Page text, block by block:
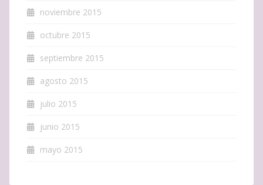
noviembre 2015
octubre 2015
septiembre 2015
agosto 2015
julio 2015
junio 2015
mayo 2015